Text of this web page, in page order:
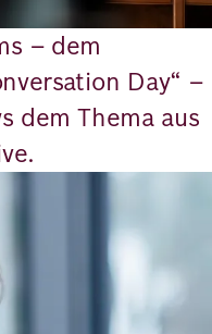
– dem
Day“ –
dem Thema aus